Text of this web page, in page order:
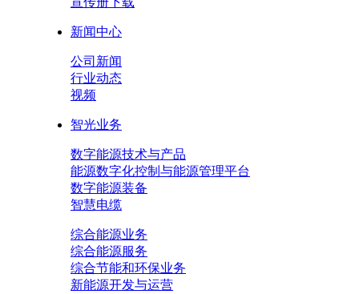
新闻中心
公司新闻
行业动态
视频
智光业务
数字能源技术与产品
能源数字化控制与能源管理平台
数字能源装备
智慧电缆
综合能源业务
综合能源服务
综合节能和环保业务
新能源开发与运营